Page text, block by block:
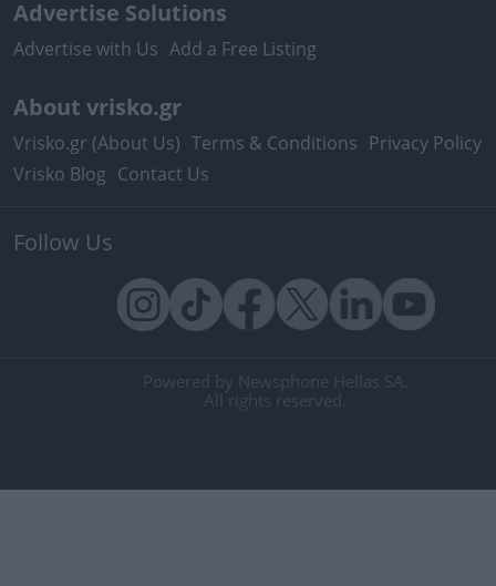
Advertise Solutions
Advertise with Us Add a Free Listing
About vrisko.gr
Vrisko.gr (About Us) Terms & Conditions Privacy Policy
Vrisko Blog Contact Us
Follow Us
Powered by Newsphone Hellas SA.
All rights reserved.